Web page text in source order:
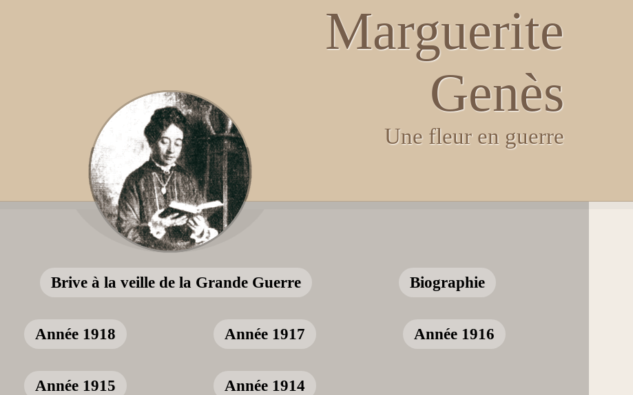
Marguerite
Genès
Une fleur en guerre
Brive à la veille de la Grande Guerre Biographie
Année 1918 Année 1917 Année 1916
Année 1915 Année 1914